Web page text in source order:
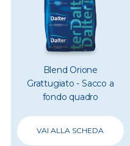
Blend Orione
Grattugiato - Sacco a
fondo quadro
VAI ALLA SCHEDA